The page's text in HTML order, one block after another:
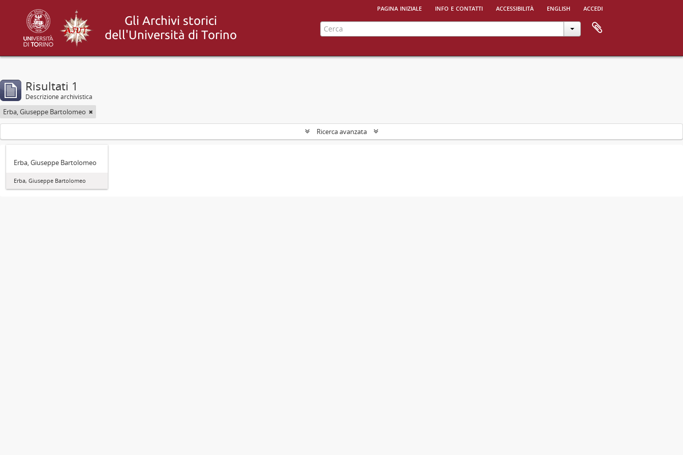
pagina iniziale info e contatti accessibilità english accedi
Risultati 1
Descrizione archivistica
Erba, Giuseppe Bartolomeo
Ricerca avanzata
Erba, Giuseppe Bartolomeo
Erba, Giuseppe Bartolomeo